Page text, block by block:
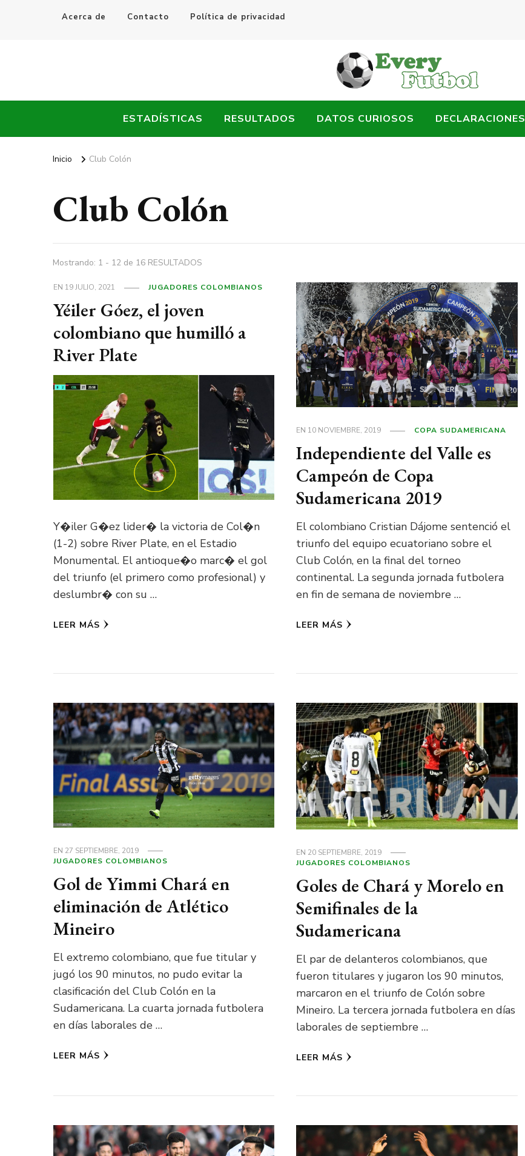
Acerca de Contacto Política de privacidad
Every Fútbol
ESTADÍSTICAS RESULTADOS DATOS CURIOSOS DECLARACIONES
Inicio Club Colón
Club Colón
Mostrando: 1 - 12 de 16 RESULTADOS
EN 19 JULIO, 2021 JUGADORES COLOMBIANOS
Yéiler Góez, el joven
colombiano que humilló a
River Plate
Y�iler G�ez lider� la victoria de Col�n
(1-2) sobre River Plate, en el Estadio
Monumental. El antioque�o marc� el gol
del triunfo (el primero como profesional) y
deslumbr� con su …
LEER MÁS
EN 10 NOVIEMBRE, 2019 COPA SUDAMERICANA
Independiente del Valle es
Campeón de Copa
Sudamericana 2019
El colombiano Cristian Dájome sentenció el
triunfo del equipo ecuatoriano sobre el
Club Colón, en la final del torneo
continental. La segunda jornada futbolera
en fin de semana de noviembre …
LEER MÁS
EN 27 SEPTIEMBRE, 2019
JUGADORES COLOMBIANOS
Gol de Yimmi Chará en
eliminación de Atlético
Mineiro
El extremo colombiano, que fue titular y
jugó los 90 minutos, no pudo evitar la
clasificación del Club Colón en la
Sudamericana. La cuarta jornada futbolera
en días laborales de …
LEER MÁS
EN 20 SEPTIEMBRE, 2019
JUGADORES COLOMBIANOS
Goles de Chará y Morelo en
Semifinales de la
Sudamericana
El par de delanteros colombianos, que
fueron titulares y jugaron los 90 minutos,
marcaron en el triunfo de Colón sobre
Mineiro. La tercera jornada futbolera en días
laborales de septiembre …
LEER MÁS